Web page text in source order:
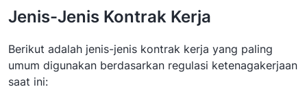
Jenis-Jenis Kontrak Kerja
Berikut adalah jenis-jenis kontrak kerja yang paling
umum digunakan berdasarkan regulasi ketenagakerjaan
saat ini: